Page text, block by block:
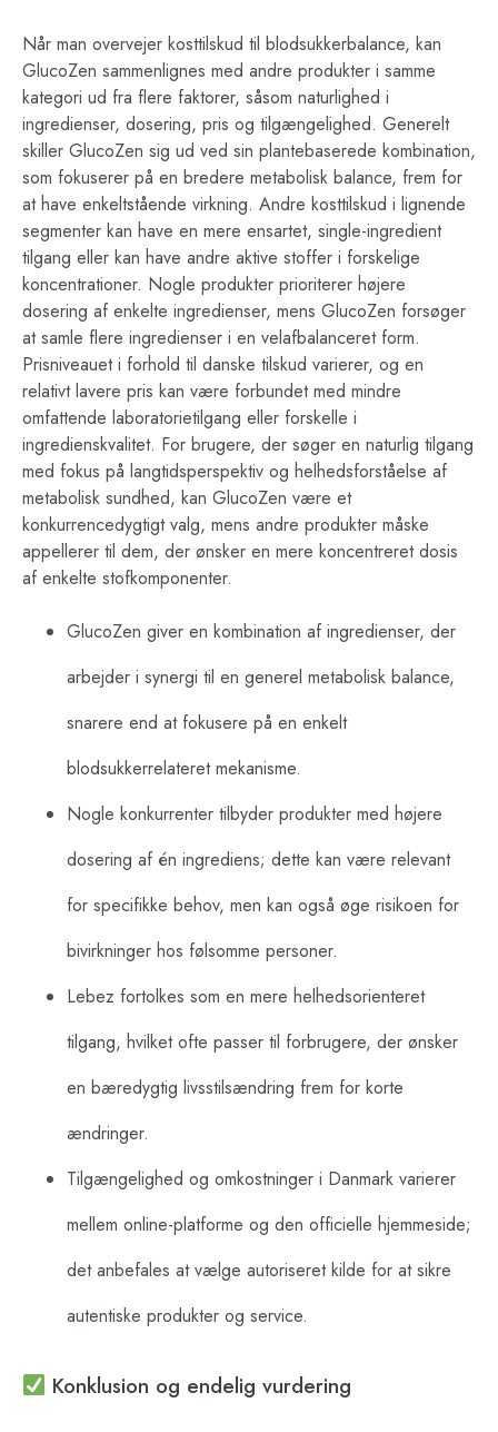
Når man overvejer kosttilskud til blodsukkerbalance, kan
GlucoZen sammenlignes med andre produkter i samme
kategori ud fra flere faktorer, såsom naturlighed i
ingredienser, dosering, pris og tilgængelighed. Generelt
skiller GlucoZen sig ud ved sin plantebaserede kombination,
som fokuserer på en bredere metabolisk balance, frem for
at have enkeltstående virkning. Andre kosttilskud i lignende
segmenter kan have en mere ensartet, single-ingredient
tilgang eller kan have andre aktive stoffer i forskelige
koncentrationer. Nogle produkter prioriterer højere
dosering af enkelte ingredienser, mens GlucoZen forsøger
at samle flere ingredienser i en velafbalanceret form.
Prisniveauet i forhold til danske tilskud varierer, og en
relativt lavere pris kan være forbundet med mindre
omfattende laboratorietilgang eller forskelle i
ingredienskvalitet. For brugere, der søger en naturlig tilgang
med fokus på langtidsperspektiv og helhedsforståelse af
metabolisk sundhed, kan GlucoZen være et
konkurrencedygtigt valg, mens andre produkter måske
appellerer til dem, der ønsker en mere koncentreret dosis
af enkelte stofkomponenter.
GlucoZen giver en kombination af ingredienser, der
arbejder i synergi til en generel metabolisk balance,
snarere end at fokusere på en enkelt
blodsukkerrelateret mekanisme.
Nogle konkurrenter tilbyder produkter med højere
dosering af én ingrediens; dette kan være relevant
for specifikke behov, men kan også øge risikoen for
bivirkninger hos følsomme personer.
Lebez fortolkes som en mere helhedsorienteret
tilgang, hvilket ofte passer til forbrugere, der ønsker
en bæredygtig livsstilsændring frem for korte
ændringer.
Tilgængelighed og omkostninger i Danmark varierer
mellem online-platforme og den officielle hjemmeside;
det anbefales at vælge autoriseret kilde for at sikre
autentiske produkter og service.
Konklusion og endelig vurdering